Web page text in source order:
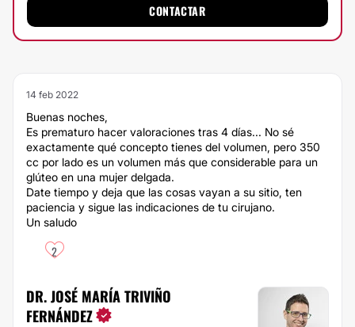
CONTACTAR
14 feb 2022
Buenas noches,
Es prematuro hacer valoraciones tras 4 días... No sé
exactamente qué concepto tienes del volumen, pero 350
cc por lado es un volumen más que considerable para un
glúteo en una mujer delgada.
Date tiempo y deja que las cosas vayan a su sitio, ten
paciencia y sigue las indicaciones de tu cirujano.
Un saludo
2
DR. JOSÉ MARÍA TRIVIÑO
FERNÁNDEZ